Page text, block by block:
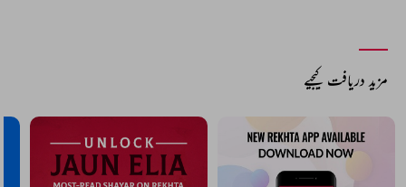
مزید دریافت کیجیے